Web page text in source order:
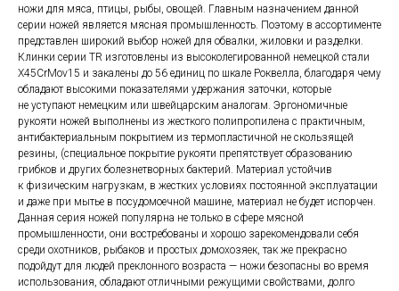
ножи для мяса, птицы, рыбы, овощей. Главным назначением данной
серии ножей является мясная промышленность. Поэтому в ассортименте
представлен широкий выбор ножей для обвалки, жиловки и разделки.
Клинки серии TR изготовлены из высоколегированной немецкой стали
X45CrMov15 и закалены до 56 единиц по шкале Роквелла, благодаря чему
обладают высокими показателями удержания заточки, которые
не уступают немецким или швейцарским аналогам. Эргономичные
рукояти ножей выполнены из жесткого полипропилена с практичным,
антибактериальным покрытием из термопластичной не скользящей
резины, (специальное покрытие рукояти препятствует образованию
грибков и других болезнетворных бактерий. Материал устойчив
к физическим нагрузкам, в жестких условиях постоянной эксплуатации
и даже при мытье в посудомоечной машине, материал не будет испорчен.
Данная серия ножей популярна не только в сфере мясной
промышленности, они востребованы и хорошо зарекомендовали себя
среди охотников, рыбаков и простых домохозяек, так же прекрасно
подойдут для людей преклонного возраста — ножи безопасны во время
использования, обладают отличными режущими свойствами, долго